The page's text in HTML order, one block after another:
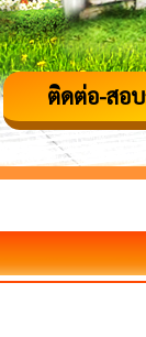
ติดต่อ-สอ